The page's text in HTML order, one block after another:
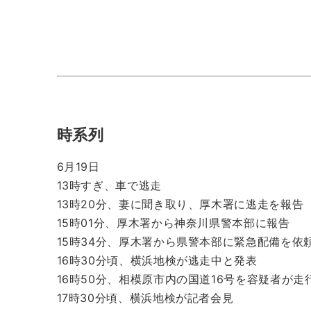
時系列
6月19日
13時すぎ、車で逃走
13時20分、妻に聞き取り、厚木署に逃走を報告
15時01分、厚木署から神奈川県警本部に報告
15時34分、厚木署から県警本部に緊急配備を依
16時30分頃、横浜地検が逃走中と発表
16時50分、相模原市内の国道16号を容疑者が走
17時30分頃、横浜地検が記者会見